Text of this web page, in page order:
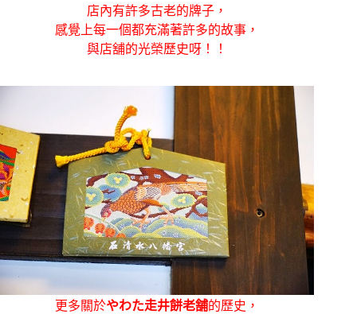
店內有許多古老的牌子，
感覺上每一個都充滿著許多的故事，
與店舖的光榮歷史呀！！
更多關於やわた走井餅老舗的歷史，